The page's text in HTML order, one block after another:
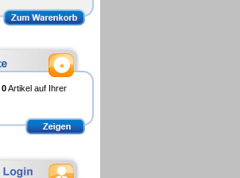
0Artikel auf Ihrer